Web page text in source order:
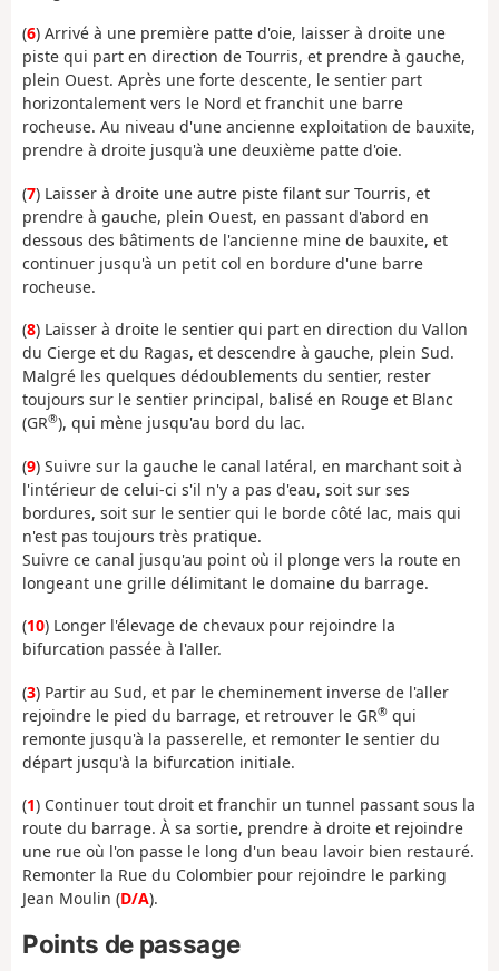
(6) Arrivé à une première patte d'oie, laisser à droite une
piste qui part en direction de Tourris, et prendre à gauche,
plein Ouest. Après une forte descente, le sentier part
horizontalement vers le Nord et franchit une barre
rocheuse. Au niveau d'une ancienne exploitation de bauxite,
prendre à droite jusqu'à une deuxième patte d'oie.
(7) Laisser à droite une autre piste filant sur Tourris, et
prendre à gauche, plein Ouest, en passant d'abord en
dessous des bâtiments de l'ancienne mine de bauxite, et
continuer jusqu'à un petit col en bordure d'une barre
rocheuse.
(8) Laisser à droite le sentier qui part en direction du Vallon
du Cierge et du Ragas, et descendre à gauche, plein Sud.
Malgré les quelques dédoublements du sentier, rester
toujours sur le sentier principal, balisé en Rouge et Blanc
(GR®), qui mène jusqu'au bord du lac.
(9) Suivre sur la gauche le canal latéral, en marchant soit à
l'intérieur de celui-ci s'il n'y a pas d'eau, soit sur ses
bordures, soit sur le sentier qui le borde côté lac, mais qui
n'est pas toujours très pratique.
Suivre ce canal jusqu'au point où il plonge vers la route en
longeant une grille délimitant le domaine du barrage.
(10) Longer l'élevage de chevaux pour rejoindre la
bifurcation passée à l'aller.
(3) Partir au Sud, et par le cheminement inverse de l'aller
rejoindre le pied du barrage, et retrouver le GR® qui
remonte jusqu'à la passerelle, et remonter le sentier du
départ jusqu'à la bifurcation initiale.
(1) Continuer tout droit et franchir un tunnel passant sous la
route du barrage. À sa sortie, prendre à droite et rejoindre
une rue où l'on passe le long d'un beau lavoir bien restauré.
Remonter la Rue du Colombier pour rejoindre le parking
Jean Moulin (D/A).
Points de passage